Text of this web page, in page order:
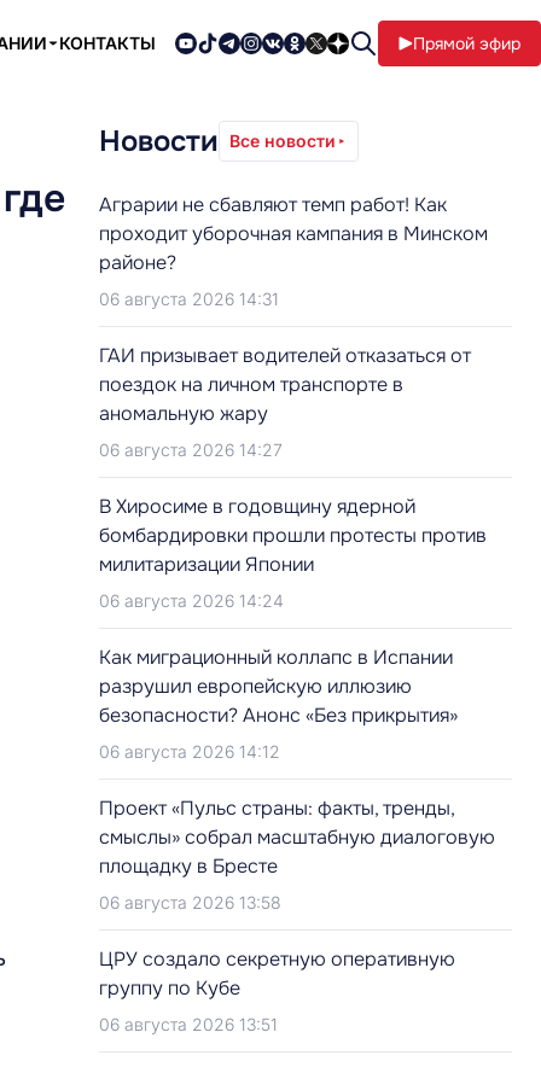
КОНТАКТЫ Прямой эфир
Новости Все новости
Аграрии не сбавляют темп работ! Как
проходит уборочная кампания в Минском
районе?
06 августа 2026 14:31
ГАИ призывает водителей отказаться от
поездок на личном транспорте в
аномальную жару
06 августа 2026 14:27
В Хиросиме в годовщину ядерной
бомбардировки прошли протесты против
милитаризации Японии
06 августа 2026 14:24
Как миграционный коллапс в Испании
разрушил европейскую иллюзию
безопасности? Анонс «Без прикрытия»
06 августа 2026 14:12
Проект «Пульс страны: факты, тренды,
смыслы» собрал масштабную диалоговую
площадку в Бресте
06 августа 2026 13:58
ЦРУ создало секретную оперативную
группу по Кубе
06 августа 2026 13:51